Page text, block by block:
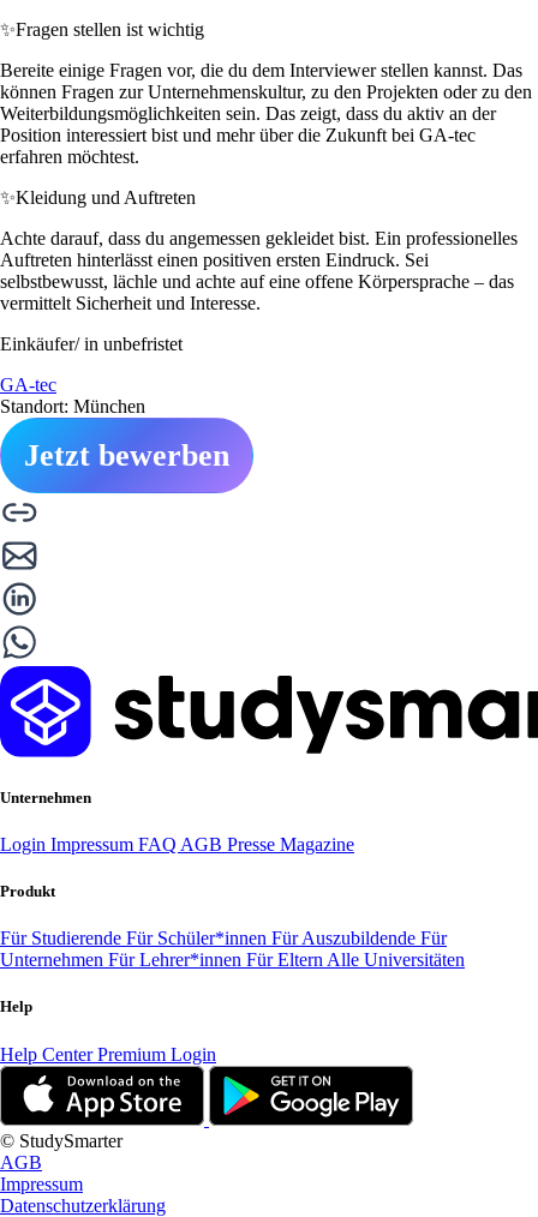
✨Fragen stellen ist wichtig
Bereite einige Fragen vor, die du dem Interviewer stellen kannst. Das
können Fragen zur Unternehmenskultur, zu den Projekten oder zu den
Weiterbildungsmöglichkeiten sein. Das zeigt, dass du aktiv an der
Position interessiert bist und mehr über die Zukunft bei GA-tec
erfahren möchtest.
✨Kleidung und Auftreten
Achte darauf, dass du angemessen gekleidet bist. Ein professionelles
Auftreten hinterlässt einen positiven ersten Eindruck. Sei
selbstbewusst, lächle und achte auf eine offene Körpersprache – das
vermittelt Sicherheit und Interesse.
Einkäufer/ in unbefristet
GA-tec
Standort: München
Jetzt bewerben
Unternehmen
Login Impressum FAQ AGB Presse Magazine
Produkt
Für Studierende Für Schüler*innen Für Auszubildende Für
Unternehmen Für Lehrer*innen Für Eltern Alle Universitäten
Help
Help CenterPremium Login
© StudySmarter
AGB
Impressum
Datenschutzerklärung